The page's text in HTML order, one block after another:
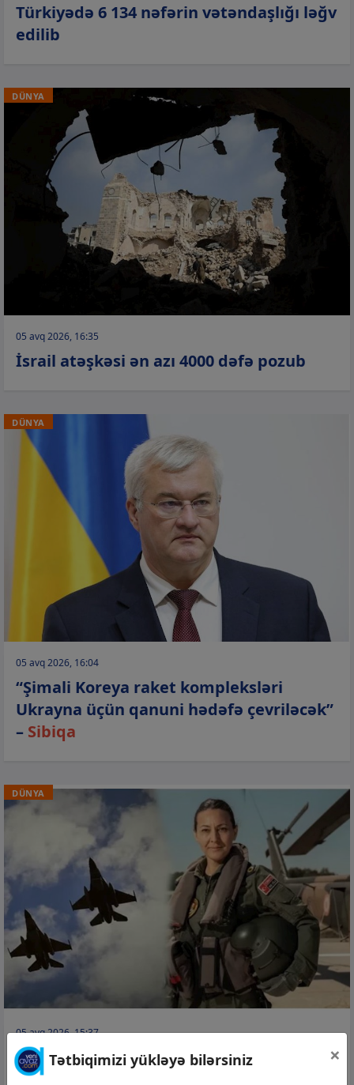
Türkiyədə 6 134 nəfərin vətəndaşlığı ləğv
edilib
DÜNYA
05 avq 2026, 16:35
İsrail atəşkəsi ən azı 4000 dəfə pozub
DÜNYA
05 avq 2026, 16:04
“Şimali Koreya raket kompleksləri
Ukrayna üçün qanuni hədəfə çevriləcək”
– Sibiqa
DÜNYA
05 avq 2026, 15:37
Türkiyə tarixində ilk dəfə bir qadın Hərbi
Hava Qüvvələrinin generalı olub
Tətbiqimizi yükləyə bilərsiniz ×